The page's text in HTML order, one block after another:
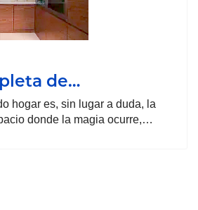
de…
hogar es, sin lugar a duda, la
donde la magia ocurre,…